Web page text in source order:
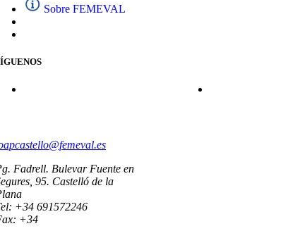
Sobre FEMEVAL
Fadrell. Bulevar Fuente en
95. Castelló de la
+34 691572246
+34